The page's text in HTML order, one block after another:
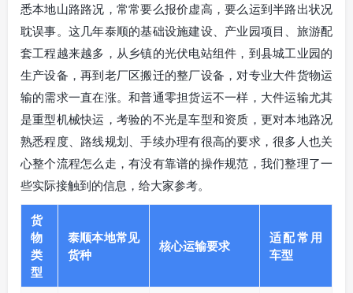
悉本地山路路况，常常要么报价虚高，要么运到半路出状况
耽误事。这几年泰顺的基础设施建设、产业园项目、旅游配
套工程越来越多，从乡镇的光伏电站组件，到县城工业园的
生产设备，再到老厂区搬迁的整厂设备，对专业大件货物运
输的需求一直在涨。和普通零担货运不一样，大件运输尤其
是重型机械快运，考验的不光是车型和资质，更对本地路况
熟悉程度、路线规划、手续办理有很高的要求，很多人也关
心整个流程怎么走，有没有靠谱的操作规范，我们整理了一
些实际接触到的信息，给大家参考。
货
物
类
型
泰顺本地常见
货种
核心运输要求
适配常用
车型